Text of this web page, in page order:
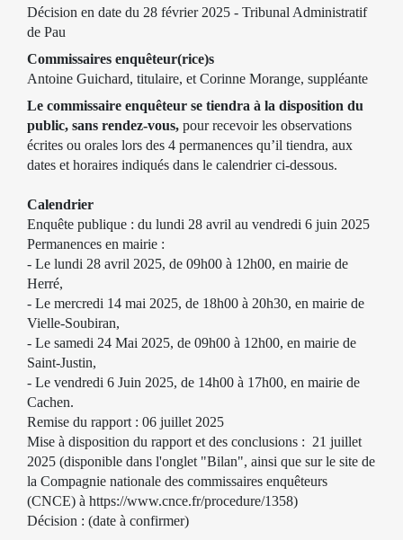
Décision en date du 28 février 2025 - Tribunal Administratif
de Pau
Commissaires enquêteur(rice)s
Antoine Guichard, titulaire, et Corinne Morange, suppléante
Le commissaire enquêteur se tiendra à la disposition du
public, sans rendez-vous, pour recevoir les observations
écrites ou orales lors des 4 permanences qu’il tiendra, aux
dates et horaires indiqués dans le calendrier ci-dessous.
Calendrier
Enquête publique : du lundi 28 avril au vendredi 6 juin 2025
Permanences en mairie :
- Le lundi 28 avril 2025, de 09h00 à 12h00, en mairie de
Herré,
- Le mercredi 14 mai 2025, de 18h00 à 20h30, en mairie de
Vielle-Soubiran,
- Le samedi 24 Mai 2025, de 09h00 à 12h00, en mairie de
Saint-Justin,
- Le vendredi 6 Juin 2025, de 14h00 à 17h00, en mairie de
Cachen.
Remise du rapport : 06 juillet 2025
Mise à disposition du rapport et des conclusions : 21 juillet
2025 (disponible dans l'onglet "Bilan", ainsi que sur le site de
la Compagnie nationale des commissaires enquêteurs
(CNCE) à https://www.cnce.fr/procedure/1358)
Décision : (date à confirmer)